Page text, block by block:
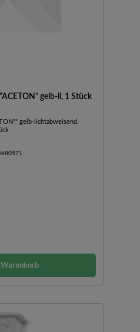
gelb-li, 1 Stück
gelb-lichtabweisend,
Warenkorb